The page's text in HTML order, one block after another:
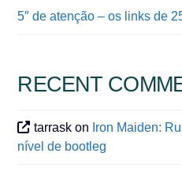
5″ de atenção – os links de
RECENT
tarrask on Iron Maiden:
nível de bootleg